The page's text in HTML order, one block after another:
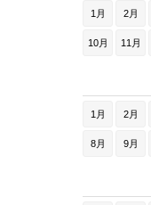
1月 2月
10月 11月
1月 2月
8月 9月